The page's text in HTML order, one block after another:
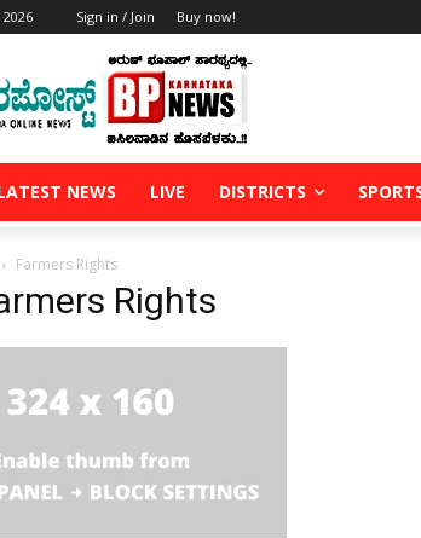
Sign in / Join Buy now!
NEWS LIVE DISTRICTS
Farmers Rights
Rights